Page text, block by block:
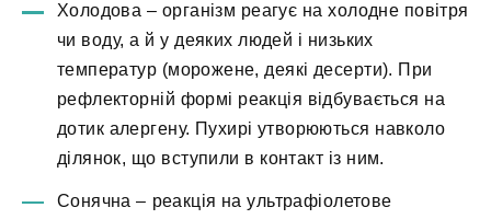
Холодова – організм реагує на холодне повітря
чи воду, а й у деяких людей і низьких
температур (морожене, деякі десерти). При
рефлекторній формі реакція відбувається на
дотик алергену. Пухирі утворюються навколо
ділянок, що вступили в контакт із ним.
Сонячна – реакція на ультрафіолетове